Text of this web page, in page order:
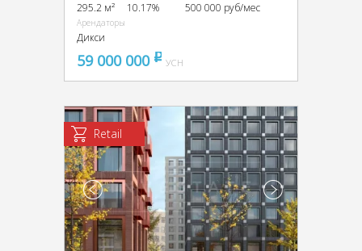
295.2 м² 10.17% 500 000 руб/мес
Арендаторы
Дикси
59 000 000 pуб
УСН
Retail